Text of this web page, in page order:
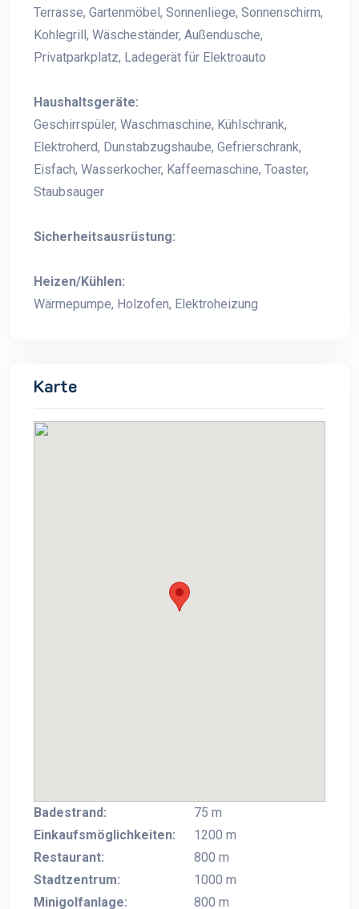
Terrasse, Gartenmöbel, Sonnenliege, Sonnenschirm,
Kohlegrill, Wäscheständer, Außendusche,
Privatparkplatz, Ladegerät für Elektroauto
Haushaltsgeräte:
Geschirrspüler, Waschmaschine, Kühlschrank,
Elektroherd, Dunstabzugshaube, Gefrierschrank,
Eisfach, Wasserkocher, Kaffeemaschine, Toaster,
Staubsauger
Sicherheitsausrüstung:
Heizen/Kühlen:
Wärmepumpe, Holzofen, Elektroheizung
Karte
Badestrand:
75 m
Einkaufsmöglichkeiten:
1200 m
Restaurant:
800 m
Stadtzentrum:
1000 m
Minigolfanlage:
800 m